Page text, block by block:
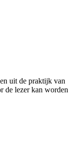
uit de praktijk van
de lezer kan worden